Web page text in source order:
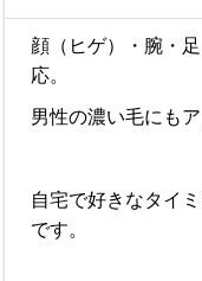
顔（ヒゲ）・腕・
応。
男性の濃い毛にもア
自宅で好きなタイ
です。